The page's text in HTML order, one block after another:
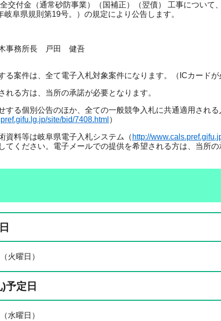
付金（通常砂防事業）（国補正）（翌債） 工事について
岐阜県規則第19号。）の規定により公告します。
事務所長 戸田 健吾
る案件は、全て電子入札対象案件になります。（ICカード
れる方は、当所の承諾が必要となります。
する個別公告のほか、全ての一般競争入札に共通適用され
site/bid/7408.html ）
資料等は岐阜県電子入札システム（ http://
てください。電子メールでの提供を希望される方は、当所
火曜日）
予定日
水曜日）